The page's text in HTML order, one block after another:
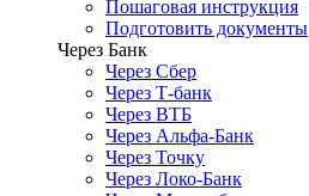
Пошаговая инструкция
Подготовить документы
Через Банк
Через Сбер
Через Т-банк
Через ВТБ
Через Альфа-Банк
Через Точку
Через Локо-Банк